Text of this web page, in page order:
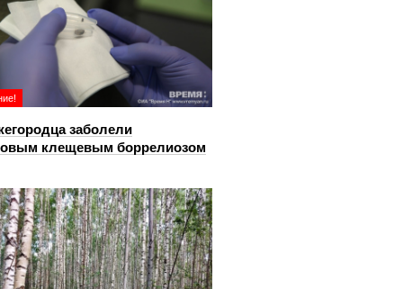
заболели
клещевым боррелиозом